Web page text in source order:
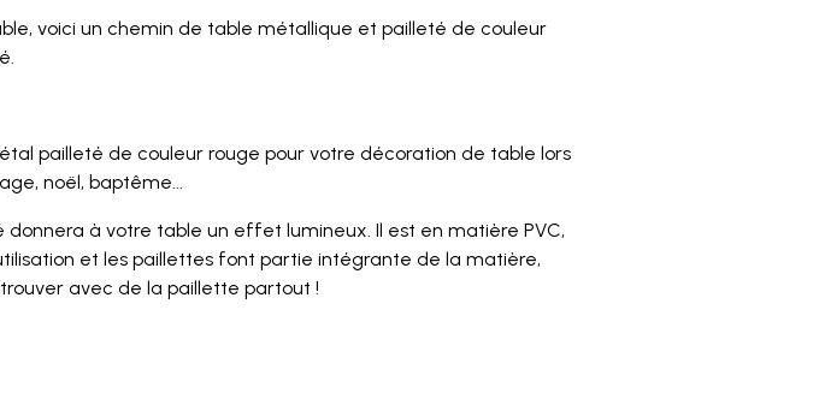
voici un chemin de table métallique et pailleté de couleur
pailleté de couleur rouge pour votre décoration de table lors
noël, baptême...
à votre table un effet lumineux. Il est en matière PVC,
et les paillettes font partie intégrante de la matière,
avec de la paillette partout !